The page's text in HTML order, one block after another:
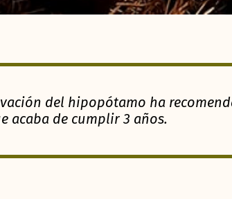
del hipopótamo ha
acaba de cumplir 3 años.